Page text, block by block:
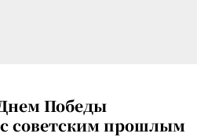
Победы
советским прошлым